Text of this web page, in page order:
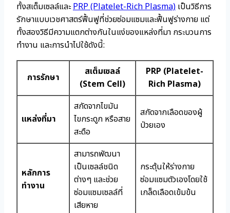
ทั้งสเต็มเซลล์และPRP (Platelet-Rich Plasma) เป็นวิธีการ
รักษาแบบเวชศาสตร์ฟื้นฟูที่ช่วยซ่อมแซมและฟื้นฟูร่างกาย แต่
ทั้งสองวิธีมีความแตกต่างกันในแง่ของแหล่งที่มา กระบวนการ
ทำงาน และการนำไปใช้ดังนี้:
การรักษา
สเต็มเซลล์
(Stem Cell)
PRP (Platelet-
Rich Plasma)
แหล่งที่มา
สกัดจากไขมัน
ไขกระดูก หรือสาย
สะดือ
สกัดจากเลือดของผู้
ป่วยเอง
หลักการ
ทำงาน
สามารถพัฒนา
เป็นเซลล์ชนิด
ต่างๆ และช่วย
ซ่อมแซมเซลล์ที่
เสียหาย
กระตุ้นให้ร่างกาย
ซ่อมแซมตัวเองโดยใช้
เกล็ดเลือดเข้มข้น